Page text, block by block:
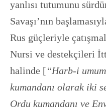
yanlısı tutumunu
Savaşı’nın
Rus güçleriyle
Nursi ve destekçileri
halinde [“Harb-i
kumandanı olarak iki
Ordu kumandanı ve